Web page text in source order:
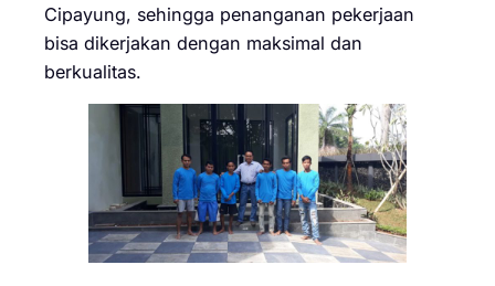
Cipayung, sehingga penanganan pekerjaan
bisa dikerjakan dengan maksimal dan
berkualitas.